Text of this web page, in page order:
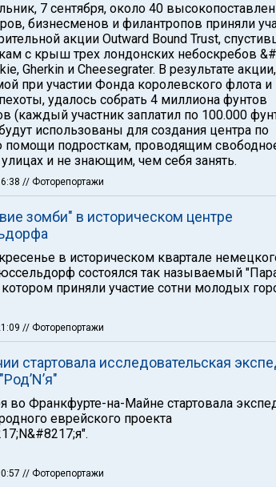
7 сентября, около 40
бизнесменов и филантропов приняли
акции Outward Bound Trust,
с крыш трех лондонских небоскребов
Gherkin и Cheesegrater. В результате акции,
при участии Фонда королевского флота и
удалось собрать 4 миллиона фунтов
(каждый участник заплатил по 100.000
использованы для создания центра по
помощи подросткам, проводящим
и не знающим, чем себя занять.
// Фоторепортажи
зомби" в историческом центре
в историческом квартале
состоялся так называемый
приняли участие сотни молодых
// Фоторепортажи
стартовала исследовательская
во Франкфурте-на-Майне стартовала
еврейского проекта
// Фоторепортажи